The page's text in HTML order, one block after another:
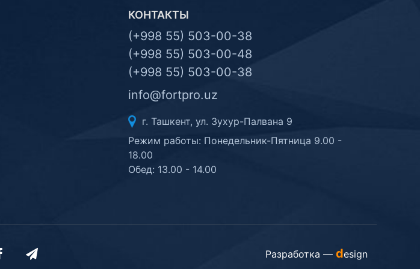
КОНТАКТЫ
(+998 55) 503-00-38
(+998 55) 503-00-48
(+998 55) 503-00-38
info@fortpro.uz
г. Ташкент, ул. Зухур-Палвана 9
Режим работы: Понедельник-Пятница 9.00 -
18.00
Обед: 13.00 - 14.00
Разработка — design